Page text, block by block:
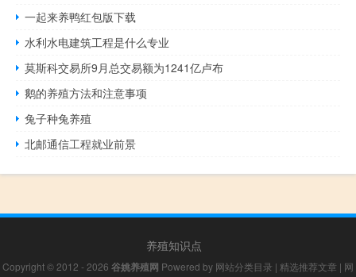
一起来养鸭红包版下载
水利水电建筑工程是什么专业
莫斯科交易所9月总交易额为1241亿卢布
鹅的养殖方法和注意事项
兔子种兔养殖
北邮通信工程就业前景
养殖知识点
Copyright © 2012 - 2026 谷姚养殖网 Powered by 网站分类目录 | 精选推荐文章 | 网